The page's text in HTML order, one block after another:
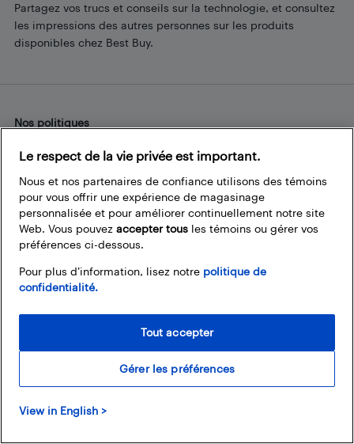
Partagez vos trucs et conseils sur la technologie, et consultez
les impressions des autres personnes sur les produits
disponibles chez Best Buy.
Nos politiques
Termes et conditions
Liens fréquemment utilisés
Localisateur de magasin
Bestbuy.ca
Carrières
Cartes Best Buy
Restez connecté
FacebookInstagramPinterest
Le respect de la vie privée est important.
Nous et nos partenaires de confiance utilisons des témoins
pour vous offrir une expérience de magasinage
personnalisée et pour améliorer continuellement notre site
Web. Vous pouvez accepter tous les témoins ou gérer vos
préférences ci-dessous.
Pour plus d’information, lisez notre
View in English >
politique de
confidentialité.
Gérer les préférences
Tout accepter